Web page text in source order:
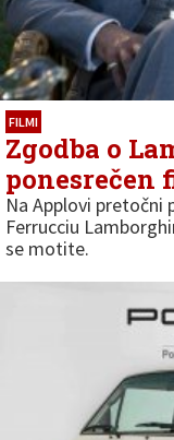
FILMI
Zgodba o
ponesrečen
Na Applovi
Ferrucciu
se motite.